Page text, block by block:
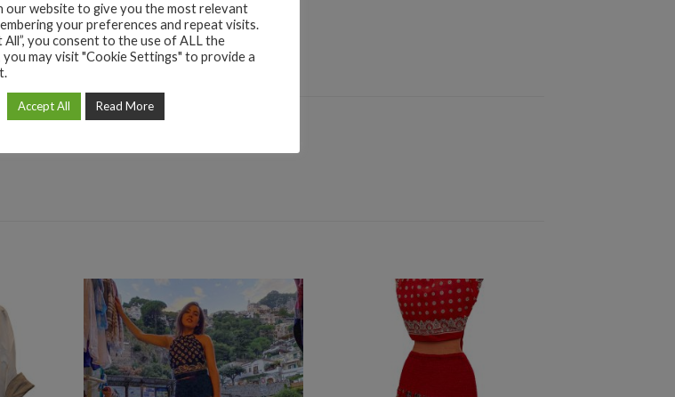
INFORMAZIONI SUL PRODOTTO
our website to give you the most relevant
your preferences and repeat visits.
All”, you consent to the use of ALL the
may visit "Cookie Settings" to provide a
Accept All Read More